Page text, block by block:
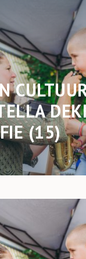
(15)